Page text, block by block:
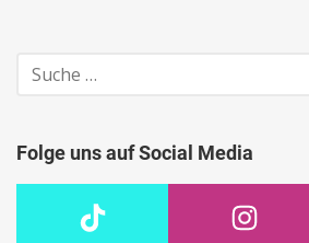
Suche
nach:
Folge uns auf Social Media